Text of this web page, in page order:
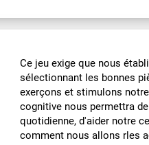
Ce jeu exige que nous
sélectionnant les bonnes
exerçons et stimulons
cognitive nous permettra
quotidienne, d'aider notre
comment nous allons rles